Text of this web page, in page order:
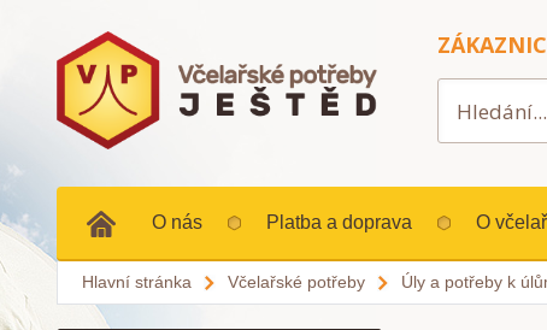
O nás Platba a doprava O
Hlavní stránka Včelařské potřeby Úly a potřeby k